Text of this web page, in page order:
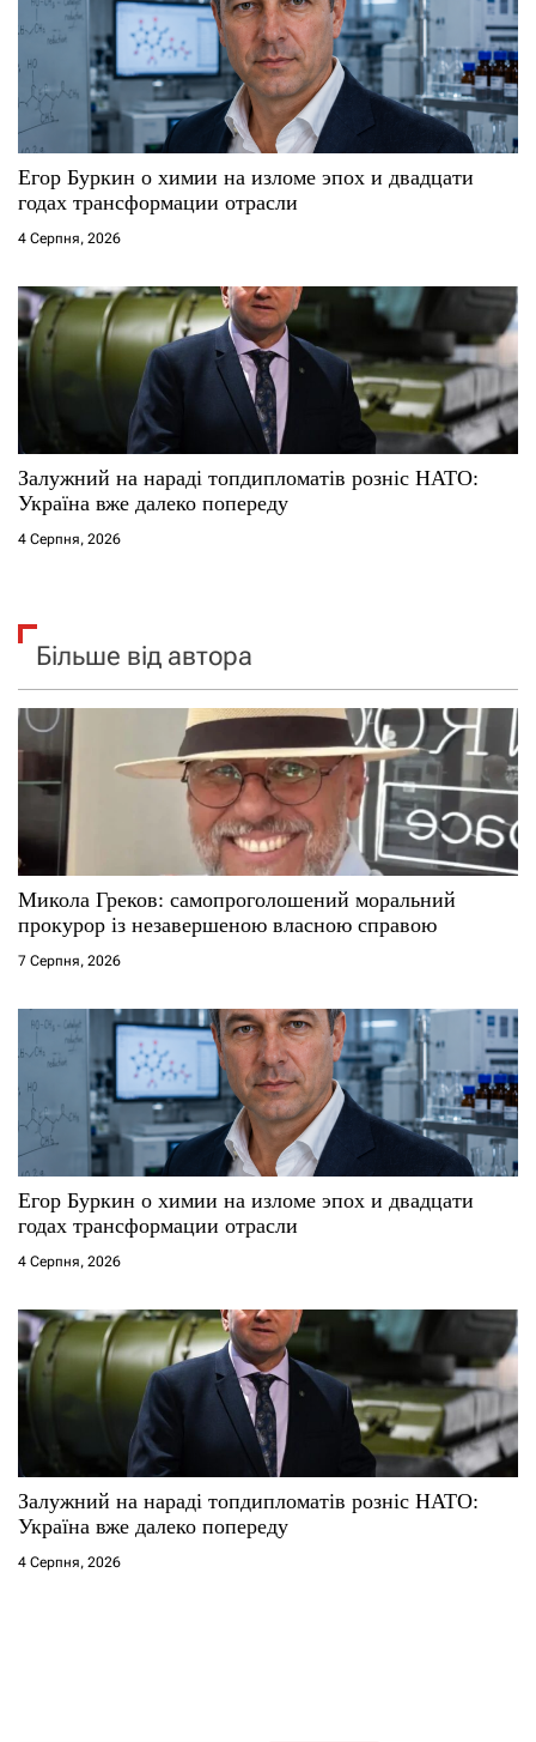
Егор Буркин о химии на изломе эпох и двадцати
годах трансформации отрасли
4 Серпня, 2026
Залужний на нараді топдипломатів розніс НАТО:
Україна вже далеко попереду
4 Серпня, 2026
Більше від автора
Микола Греков: самопроголошений моральний
прокурор із незавершеною власною справою
7 Серпня, 2026
Егор Буркин о химии на изломе эпох и двадцати
годах трансформации отрасли
4 Серпня, 2026
Залужний на нараді топдипломатів розніс НАТО:
Україна вже далеко попереду
4 Серпня, 2026